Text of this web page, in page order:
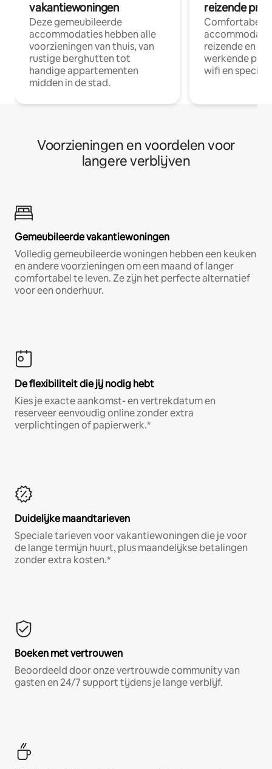
vakantiewoningen
Deze gemeubileerde
accommodaties hebben alle
voorzieningen van thuis, van
rustige berghutten tot
handige appartementen
midden in de stad.
reizende
Comfortabele
reizende en
werkende
wifi en
Voorzieningen en voordelen voor
langere verblijven
Gemeubileerde vakantiewoningen
Volledig gemeubileerde woningen hebben een keuken
en andere voorzieningen om een maand of langer
comfortabel te leven. Ze zijn het perfecte alternatief
voor een onderhuur.
De flexibiliteit die jij nodig hebt
Kies je exacte aankomst- en vertrekdatum en
reserveer eenvoudig online zonder extra
verplichtingen of papierwerk.*
Duidelijke maandtarieven
Speciale tarieven voor vakantiewoningen die je voor
de lange termijn huurt, plus maandelijkse betalingen
zonder extra kosten.*
Boeken met vertrouwen
Beoordeeld door onze vertrouwde community van
gasten en 24/7 support tijdens je lange verblijf.